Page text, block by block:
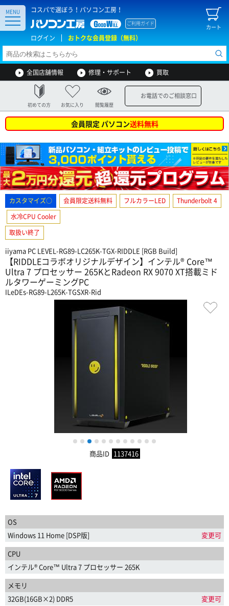
コスパで選ぼう！パソコン工房！
カート
ご利用ガイド
ログイン おトクな会員登録（無料）
MENU
全国店舗情報 修理・サポート 買取
初めての方 お気に入り 閲覧履歴
お電話でのご相談窓口
会員限定 パソコン送料無料
カスタマイズ○ 会員限定送料無料 フルカラーLED
Thunderbolt 4
水冷CPU Cooler
取扱い終了
iiyama PC LEVEL-RG89-LC265K-TGX-RIDDLE [RGB Build]
【RIDDLEコラボオリジナルデザイン】インテル® Core™
Ultra 7 プロセッサー 265KとRadeon RX 9070 XT搭載ミド
ルタワーゲーミングPC
ILeDEs-RG89-L265K-TGSXR-Rid
1 2 3 4 5 6 7 8 9 10 11
商品ID 1137416
OS
Windows 11 Home [DSP版]
変更可
CPU
インテル® Core™ Ultra 7 プロセッサー 265K
メモリ
32GB(16GB×2) DDR5
変更可